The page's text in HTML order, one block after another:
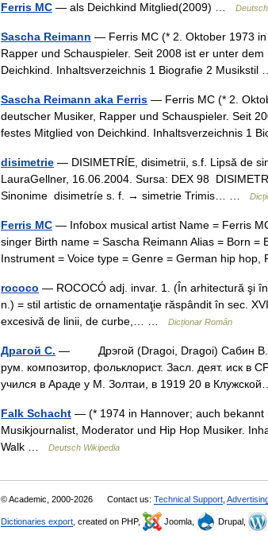
Ferris MC — als Deichkind Mitglied(2009) …
Sascha Reimann — Ferris MC (* 2. Oktober 1973 in
Rapper und Schauspieler. Seit 2008 ist er unter
Deichkind. Inhaltsverzeichnis 1 Biografie 2
Sascha Reimann aka Ferris — Ferris MC (* 2.
deutscher Musiker, Rapper und Schauspieler. Seit
festes Mitglied von Deichkind. Inhaltsverzeichnis 1
disimetrie — DISIMETRÍE, disimetrii, s.f. Lipsă de
LauraGellner, 16.06.2004. Sursa: DEX 98
Sinonime disimetríe s. f. → simetrie Trimis… …
Ferris MC — Infobox musical artist Name = Ferris
singer Birth name = Sascha Reimann Alias = Born
Instrument = Voice type = Genre = German hip
rococo — ROCOCÓ adj. invar. 1. (În arhitectură şi
n.) = stil artistic de ornamentaţie răspândit în sec.
excesivă de linii, de curbe,… …
Dicționar Român
Драгой С. — Дрэгой (Dragoi, Dragoi) Сабин В.
рум. композитор, фольклорист. Засл. деят. иск
учился в Араде у М. Золтаи, в 1919 20 в
Falk Schacht — (* 1974 in Hannover; auch bekannt
Musikjournalist, Moderator und Hip Hop Musiker.
Walk …
Deutsch Wikipedia
© Academic, 2000-2026 Contact us: Technical Support
Dictionaries export , created on PHP, Joomla, Drupal,